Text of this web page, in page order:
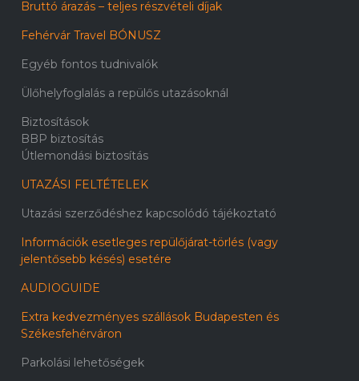
Bruttó árazás – teljes részvételi díjak
Fehérvár Travel BÓNUSZ
Egyéb fontos tudnivalók
Ülőhelyfoglalás a repülős utazásoknál
Biztosítások
BBP biztosítás
Útlemondási biztosítás
UTAZÁSI FELTÉTELEK
Utazási szerződéshez kapcsolódó tájékoztató
Információk esetleges repülőjárat-törlés (vagy
jelentősebb késés) esetére
AUDIOGUIDE
Extra kedvezményes szállások Budapesten és
Székesfehérváron
Parkolási lehetőségek